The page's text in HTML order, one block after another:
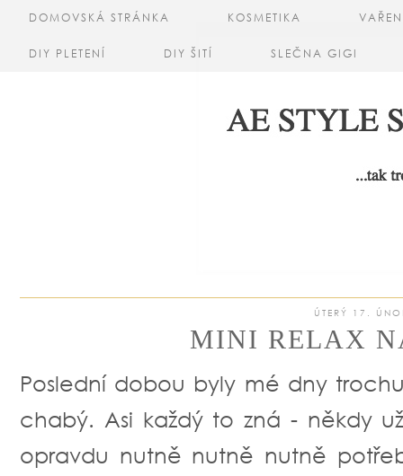
DOMOVSKÁ STRÁNKA KOSMETIKA
DIY PLETENÍ DIY ŠITÍ SLEČNA GIGI
ÚTERÝ 17.
MINI RELAX
Poslední dobou byly mé dny
chabý. Asi každý to zná - někdy
opravdu nutně nutně nutně